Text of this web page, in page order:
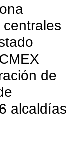
de
alcaldías